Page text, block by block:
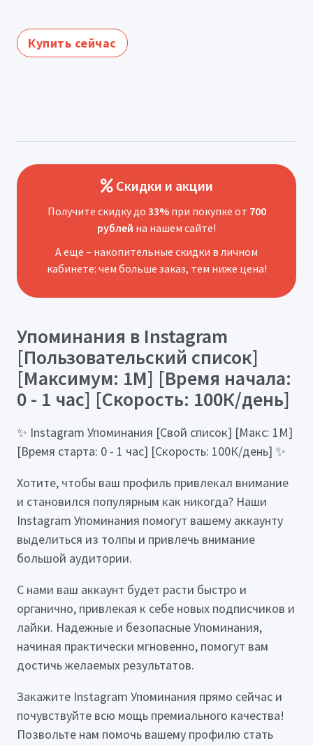
Купить сейчас
Скидки и акции
Получите скидку до 33%при покупке от 700
рублей на нашем сайте!
А еще – накопительные скидки в личном
кабинете: чем больше заказ, тем ниже цена!
Упоминания в Instagram
[Пользовательский список]
[Максимум: 1М] [Время начала:
0 - 1 час] [Скорость: 100К/день]
✨ Instagram Упоминания [Свой список] [Макс: 1М]
[Время старта: 0 - 1 час] [Скорость: 100К/день] ✨
Хотите, чтобы ваш профиль привлекал внимание
и становился популярным как никогда? Наши
Instagram Упоминания помогут вашему аккаунту
выделиться из толпы и привлечь внимание
большой аудитории.
С нами ваш аккаунт будет расти быстро и
органично, привлекая к себе новых подписчиков и
лайки. Надежные и безопасные Упоминания,
начиная практически мгновенно, помогут вам
достичь желаемых результатов.
Закажите Instagram Упоминания прямо сейчас и
почувствуйте всю мощь премиального качества!
Позвольте нам помочь вашему профилю стать